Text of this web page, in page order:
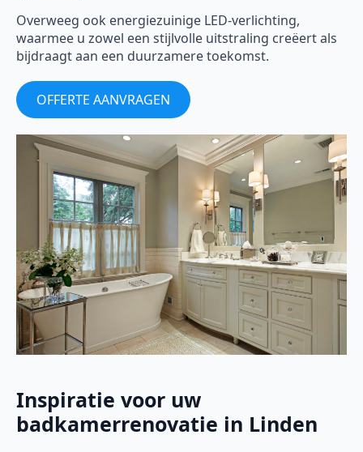
Overweeg ook energiezuinige LED-verlichting,
waarmee u zowel een stijlvolle uitstraling creëert als
bijdraagt aan een duurzamere toekomst.
OFFERTE AANVRAGEN
Inspiratie voor uw
badkamerrenovatie in Linden